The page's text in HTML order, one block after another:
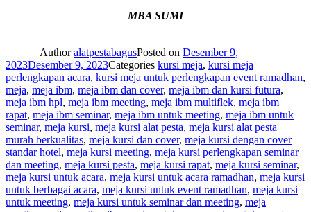
MBA SUMI
AuthoralatpestabagusPosted on Desember 9,
2023Desember 9, 2023Categories kursi meja, kursi meja
perlengkapan acara, kursi meja untuk perlengkapan event ramadhan,
meja, meja ibm, meja ibm dan cover, meja ibm dan kursi futura,
meja ibm hpl, meja ibm meeting, meja ibm multiflek, meja ibm
rapat, meja ibm seminar, meja ibm untuk meeting, meja ibm untuk
seminar, meja kursi, meja kursi alat pesta, meja kursi alat pesta
murah berkualitas, meja kursi dan cover, meja kursi dengan cover
standar hotel, meja kursi meeting, meja kursi perlengkapan seminar
dan meeting, meja kursi pesta, meja kursi rapat, meja kursi seminar,
meja kursi untuk acara, meja kursi untuk acara ramadhan, meja kursi
untuk berbagai acara, meja kursi untuk event ramadhan, meja kursi
untuk meeting, meja kursi untuk seminar dan meeting, meja